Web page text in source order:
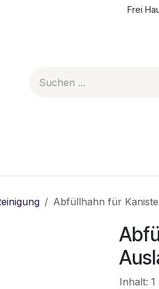
Frei
Abfüllhahn für
Inhalt: